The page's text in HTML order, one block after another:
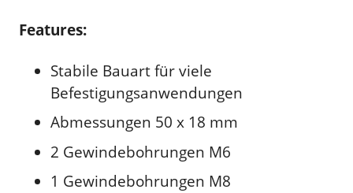
Features:
Stabile Bauart für viele
Befestigungsanwendungen
Abmessungen 50 x 18 mm
2 Gewindebohrungen M6
1 Gewindebohrungen M8